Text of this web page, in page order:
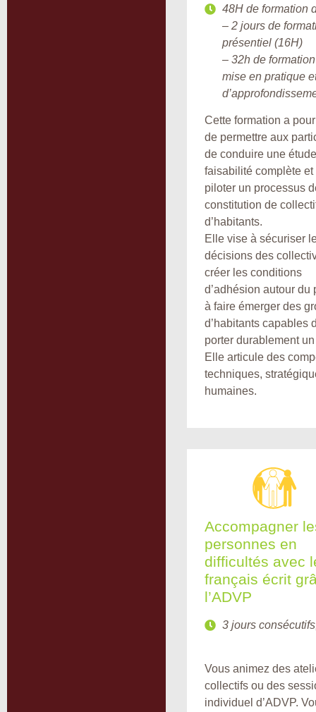
48H de formation
– 2 jours de
présentiel (16H)
– 32h de
mise en pratique
Cette formation a
de permettre aux
de conduire une
faisabilité complète et
piloter un processus
constitution de
d’habitants.
Elle vise à sécuriser
décisions des
créer les conditions
d’adhésion autour du
à faire émerger des
d’habitants capables
porter durablement
Elle articule des
techniques,
humaines.
Accompagner
personnes en
difficultés avec
français écrit
l’ADVP
3 jours
Vous animez des
collectifs ou des
individuel d’ADVP.